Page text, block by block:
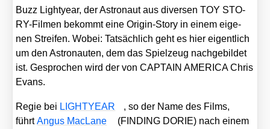
Buzz Ligh­tyear, der Astro­naut aus diver­sen TOY STO­
RY-Fil­men bekommt eine Ori­gin-Sto­ry in einem eige­
nen Strei­fen. Wobei: Tat­säch­lich geht es hier eigent­lich
um den Astro­nau­ten, dem das Spiel­zeug nach­ge­bil­det
ist. Gespro­chen wird der von CAPTAIN AMERICA Chris
Evans.
Regie bei LIGHTYEAR
, so der Name des Films,
führtAngus MacLa­ne
(FINDING DORIE) nach einem